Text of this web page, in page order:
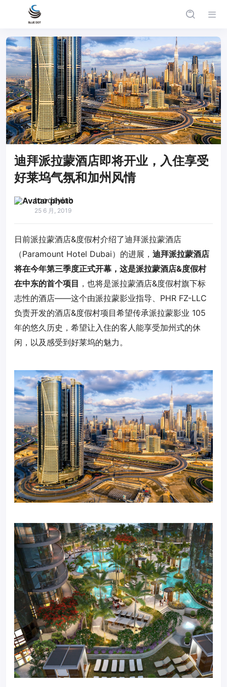
迪拜派拉蒙酒店即将开业，入住享受
好莱坞气氛和加州风情
toodaylab
25 6 月, 2019
日前派拉蒙酒店&度假村介绍了迪拜派拉蒙酒店
（Paramount Hotel Dubai）的进展， 迪拜派拉蒙酒店
将在今年第三季度正式开幕，这是派拉蒙酒店&度假村
在中东的首个项目 ，也将是派拉蒙酒店&度假村旗下标
志性的酒店——这个由派拉蒙影业指导、PHR FZ-LLC
负责开发的酒店&度假村项目希望传承派拉蒙影业 105
年的悠久历史，希望让入住的客人能享受加州式的休
闲，以及感受到好莱坞的魅力。